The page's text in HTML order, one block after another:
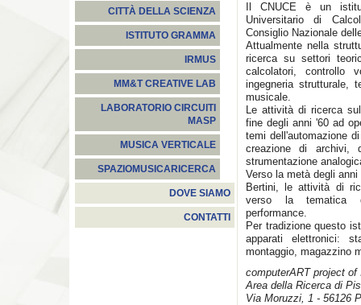
CITTÀ DELLA SCIENZA
ISTITUTO GRAMMA
IRMUS
MM&T CREATIVE LAB
LABORATORIO CIRCUITI
MASP
MUSICA VERTICALE
SPAZIOMUSICARICERCA
DOVE SIAMO
CONTATTI
Il CNUCE è un
Universitario di
Consiglio Nazionale
Attualmente nella
ricerca su settori
calcolatori, controllo
ingegneria strutturale,
musicale.
Le attività di ricerca
fine degli anni '60 ad
temi dell'automazione
creazione di archivi,
strumentazione
Verso la metà degli
Bertini, le attività di
verso la tematica
performance.
Per tradizione questo
apparati elettronici:
montaggio, magazzino
computerART project of
Area della Ricerca di
Via Moruzzi, 1 - 56126